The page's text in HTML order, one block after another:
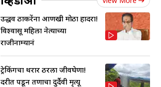
उद्धव ठाकरेंना आणखी मोठा हादरा!
विश्वासू महिला नेत्याच्या
राजीनाम्यानं
ट्रेकिंगचा थरार ठरला जीवघेणा!
दरीत पडून तरुणाचा दुर्दैवी मृत्यू